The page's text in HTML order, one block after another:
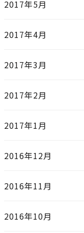
2017年5月
2017年4月
2017年3月
2017年2月
2017年1月
2016年12月
2016年11月
2016年10月